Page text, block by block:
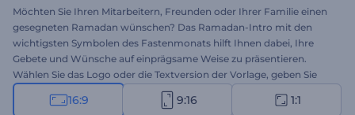
Möchten Sie Ihren Mitarbeitern, Freunden oder Ihrer Familie einen
gesegneten Ramadan wünschen? Das Ramadan-Intro mit den
wichtigsten Symbolen des Fastenmonats hilft Ihnen dabei, Ihre
Gebete und Wünsche auf einprägsame Weise zu präsentieren.
Wählen Sie das Logo oder die Textversion der Vorlage, geben Sie
Ihre herzlichen Botschaften der Freude, der Einheit und des
Friedens im Leben ein, und warten Sie ein paar Minuten, um Ihr
16:9 9:16 1:1